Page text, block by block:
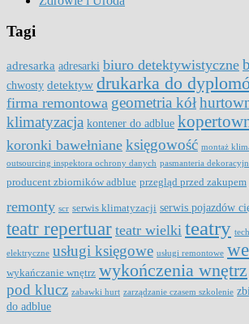
Tagi
adresarka adresarki biuro detektywistyczne
chwosty detektyw drukarka do
firma remontowa geometria kół
klimatyzacja kontener do adblue
koronki bawełniane księgowość montaż
outsourcing inspektora ochrony danych pasmanteria
producent zbiorników adblue przegląd przed zakupem
remonty scr serwis klimatyzacji serwis pojazdów
teatr repertuar teatr wielki teatry
elektryczne usługi księgowe usługi remontowe
wykańczanie wnętrz wykończenia wnętrz
pod klucz zabawki hurt zarządzanie czasem szkolenie
do adblue